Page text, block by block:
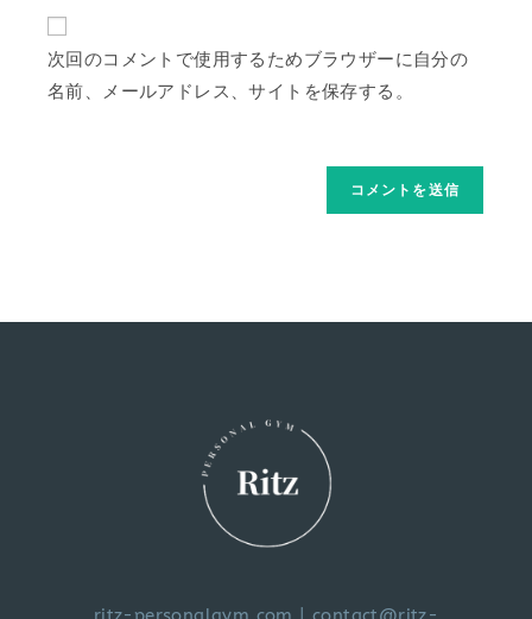
次回のコメントで使用するためブラウザーに自分の
名前、メールアドレス、サイトを保存する。